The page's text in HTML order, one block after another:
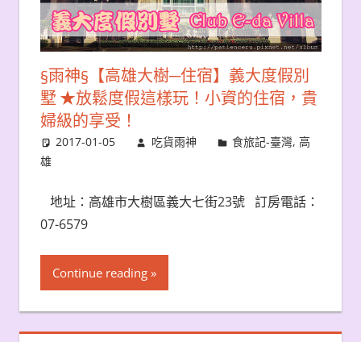
§雨神§【高雄大樹─住宿】義大度假別
墅 ★放鬆度假這樣玩！小資的住宿，貴
婦級的享受！
2017-01-05 吃貨雨神 食旅記-臺灣,高
雄
地址：高雄市大樹區義大七街23號 訂房電話：
07-6579
Continue reading